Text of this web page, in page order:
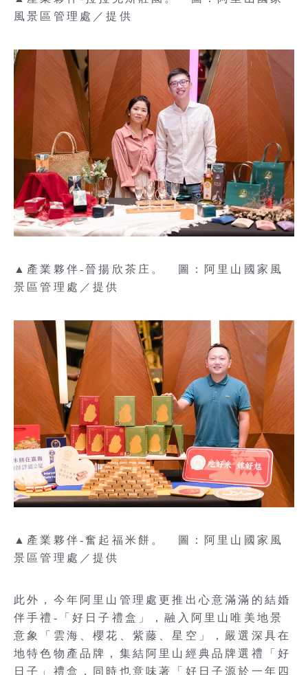
風景區管理處／提供
▲產業夥伴-晉揚欣茶庄。 圖：阿里山國家風
景區管理處／提供
▲產業夥伴-奮起福米餅。 圖：阿里山國家風
景區管理處／提供
此外，今年阿里山管理處更推出心意滿滿的結婚
伴手禮-「好日子禮盒」，融入阿里山唯美地景
意象「雲海、櫻花、紫藤、星空」，嚴選深具在
地特色物產品牌，集結阿里山經典品牌選禮「好
日子」禮盒，同時也意味著「好日子源於一年四